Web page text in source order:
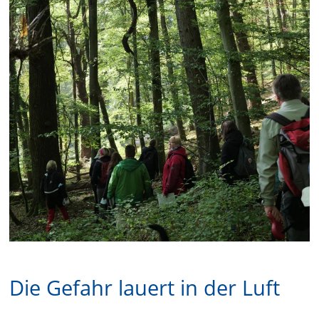
Die Gefahr lauert in der Luft